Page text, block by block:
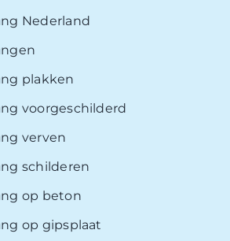
Nederland
plakken
voorgeschilderd
verven
schilderen
op beton
op gipsplaat